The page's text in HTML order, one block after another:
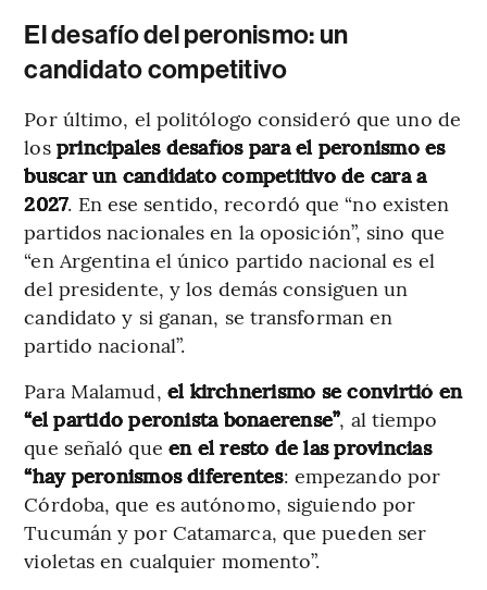
El desafío del peronismo: un
candidato competitivo
Por último, el politólogo consideró que uno de
los principales desafíos para el peronismo es
buscar un candidato competitivo de cara a
2027. En ese sentido, recordó que “no existen
partidos nacionales en la oposición”, sino que
“en Argentina el único partido nacional es el
del presidente, y los demás consiguen un
candidato y si ganan, se transforman en
partido nacional”.
Para Malamud, el kirchnerismo se convirtió en
“el partido peronista bonaerense”, al tiempo
que señaló que en el resto de las provincias
“hay peronismos diferentes: empezando por
Córdoba, que es autónomo, siguiendo por
Tucumán y por Catamarca, que pueden ser
violetas en cualquier momento”.